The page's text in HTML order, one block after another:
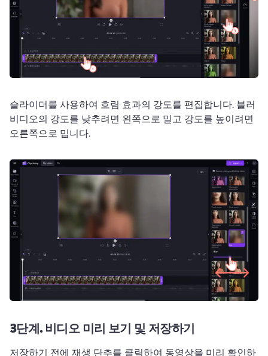
슬라이더를 사용하여 흐림 효과의 강도를 편집합니다. 블러
비디오의 강도를 낮추려면 왼쪽으로 밀고 강도를 높이려면
오른쪽으로 밉니다.
3단계.비디오 미리 보기 및 저장하기
저장하기 전에 재생 단추를 클릭하여 동영상을 미리 확인하